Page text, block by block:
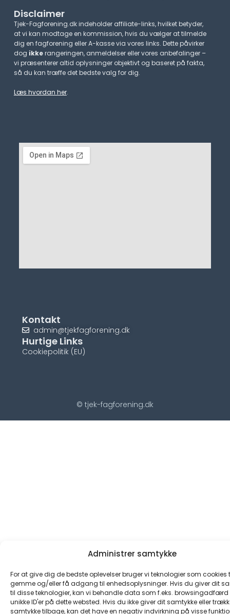
Administrer samtykke
For at give dig de bedste oplevelser bruger vi teknologier som cookies
gemme og/eller få adgang til enhedsoplysninger. Hvis du giver dit
til disse teknologier, kan vi behandle data som f.eks. browsingadfærd
unikke ID'er på dette websted. Hvis du ikke giver dit samtykke eller
samtykke tilbage, kan det have en negativ indvirkning på visse
Disclaimer
Tjek-Fagforening.dk indeholder affiliate-links, hvilket betyder,
at vi kan modtage en kommission, hvis du vælger at tilmelde
dig en fagforening eller A-kasse via vores links. Dette påvirker
dog ikkerangeringen, anmeldelser eller vores anbefalinger –
vi præsenterer altid oplysninger objektivt og baseret på fakta,
så du kan træffe det bedste valg for dig.
Læs hvordan her.
Kontakt
admin@tjekfagforening.dk
Hurtige Links
Cookiepolitik (EU)
© tjek-fagforening.dk